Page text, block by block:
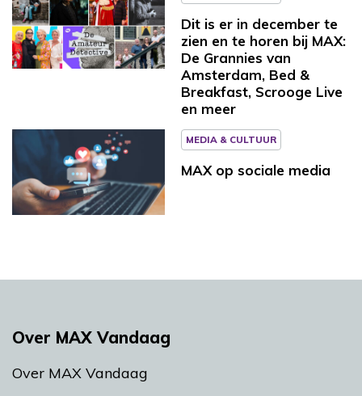
Dit is er in december te
zien en te horen bij MAX:
De Grannies van
Amsterdam, Bed &
Breakfast, Scrooge Live
en meer
MEDIA & CULTUUR
MAX op sociale media
Over MAX Vandaag
Over MAX Vandaag